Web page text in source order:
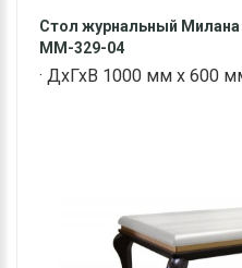
Стол журнальный Милана
ММ-329-04
· ДхГхВ 1000 мм х 600